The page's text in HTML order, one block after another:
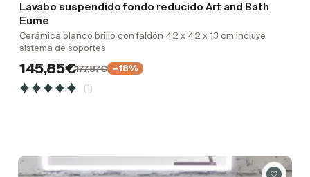
Lavabo suspendido fondo reducido Art and Bath
Eume
Cerámica blanco brillo con faldón 42 x 42 x 13 cm incluye
sistema de soportes
145,85€177,87€ −18%
(1)